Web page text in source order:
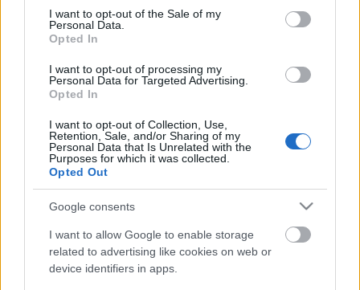
consent section.
I want to opt-out of the Sale of my
Personal Data.
Opted In
I want to opt-out of processing my
Personal Data for Targeted Advertising.
Opted In
I want to opt-out of Collection, Use,
Retention, Sale, and/or Sharing of my
Personal Data that Is Unrelated with the
Purposes for which it was collected.
Opted Out
Google consents
I want to allow Google to enable storage
related to advertising like cookies on web or
device identifiers in apps.
Twerkölő robot menti meg az
emberiséget a tánc eltűnésétől
subrecorder 2014. július 22.